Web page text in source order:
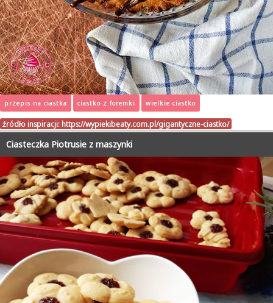
przepis na ciastka ciastko z foremki wielkie ciastko
źródło inspiracji: https://wypiekibeaty.com.pl/gigantyczne-ciastko/
Ciasteczka Piotrusie z maszynki